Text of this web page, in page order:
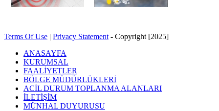
Terms Of Use | Privacy Statement - Copyright [2025]
ANASAYFA
KURUMSAL
FAALİYETLER
BÖLGE MÜDÜRLÜKLERİ
ACİL DURUM TOPLANMA ALANLARI
İLETİŞİM
MÜNHAL DUYURUSU